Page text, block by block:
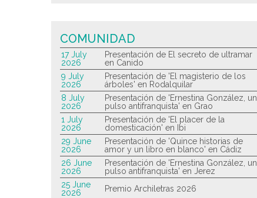
COMUNIDAD
17 July
2026
Presentación de El secreto de ultramar
en Canido
9 July
2026
Presentación de 'El magisterio de los
árboles' en Rodalquilar
8 July
2026
Presentación de 'Ernestina González, un
pulso antifranquista' en Grao
1 July
2026
Presentación de 'El placer de la
domesticación' en Ibi
29 June
2026
Presentación de 'Quince historias de
amor y un libro en blanco' en Cádiz
26 June
2026
Presentación de 'Ernestina González, un
pulso antifranquista' en Jerez
25 June
2026
Premio Archiletras 2026